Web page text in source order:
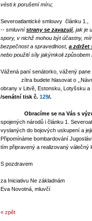
vésti k porušení míru;
Severoatlantické smlouvy článku 1.,
-- smluvnístrany se zavazují, jak je
spory, v nichž mohou být účastny,
bezpečnost a spravedlnost, a zdržet
nebo použití síly jakýmkoli způsobem
Vážená paní senátorko, vážený pane
zítra budete hlasovat o ,,
obrany v Litvě, Estonsku, Lotyšsku a
/senátní tisk č. 129/.
Obracíme se na Vás s
spojených národů i článku 1.
vyslaných do bojových uskupení a
Připomínáme bombardování
tím připravený a realizovaný
S pozdravem
za Iniciativu Ne základnám
Eva Novotná, mluvčí
« zpět